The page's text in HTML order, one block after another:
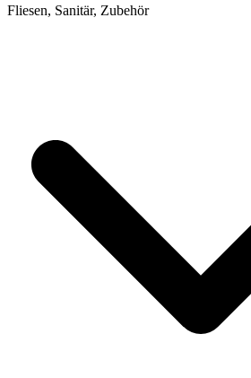
Fliesen, Sanitär, Zubehör